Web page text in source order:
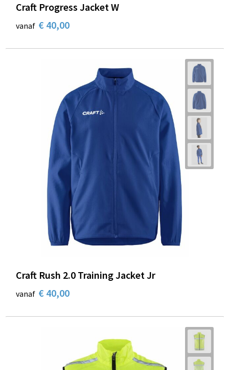
Craft Progress Jacket W
vanaf € 40,00
Craft Rush 2.0 Training Jacket Jr
vanaf € 40,00